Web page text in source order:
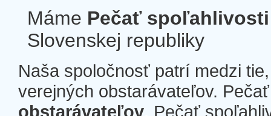
Máme Pečať spoľahlivosti
Slovenskej republiky
Naša spoločnosť patrí medzi
verejných obstarávateľov.
obstarávateľov. Pečať